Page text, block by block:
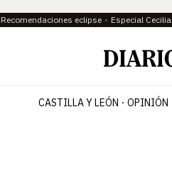
Recomendaciones eclipse Especial Cecilia
CASTILLA Y LEÓN OPINIÓN